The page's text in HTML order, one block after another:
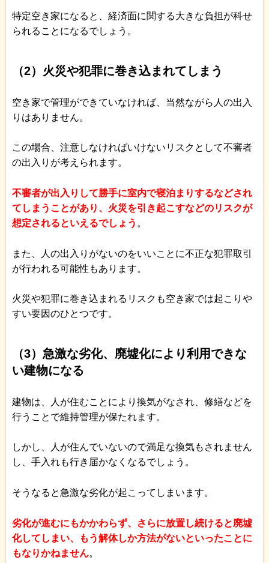
特定空き家になると、経済面に関する大きな負担が科せ
られることになるでしょう。
（2）火災や犯罪に巻き込まれてしまう
空き家で管理ができていなければ、当然ながら人の出入
りはありません。
この場合、注意しなければいけないリスクとして不審者
の出入りが考えられます。
不審者が出入りして勝手に室内で寝泊まりするなどされ
てしまうことがあり、火災を引き起こすなどのリスクが
想定されるといえるでしょう 。
また、人の出入りがないのをいいことに不正な犯罪取引
が行われる可能性もあります。
火災や犯罪に巻き込まれるリスクも空き家では起こりや
すい要因のひとつです。
（3）急激な劣化、廃墟化により利用できな
い建物になる
建物は、人が住むことにより換気がなされ、修繕などを
行うことで維持管理が保たれます。
しかし、人が住んでいないので満足な換気もされません
し、手入れも行き届かなくなるでしょう。
そうなると急激な劣化が起こってしまいます。
劣化が進むにもかかわらず、さらに放置し続けると廃墟
化してしまい、もう解体しか方法がないといったことに
もなりかねません。